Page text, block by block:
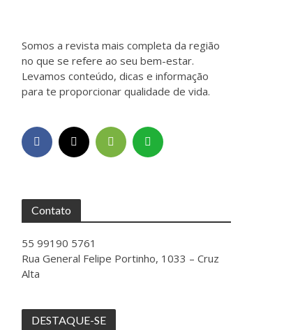
Somos a revista mais completa da região
no que se refere ao seu bem-estar.
Levamos conteúdo, dicas e informação
para te proporcionar qualidade de vida.
Contato
55 99190 5761
Rua General Felipe Portinho, 1033 – Cruz
Alta
DESTAQUE-SE